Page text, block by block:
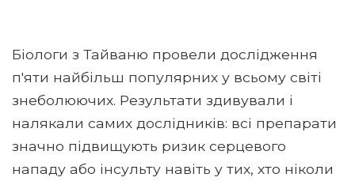
Біологи з Тайваню провели дослідження
п'яти найбільш популярних у всьому світі
знеболюючих. Результати здивували і
налякали самих дослідників: всі препарати
значно підвищують ризик серцевого
нападу або інсульту навіть у тих, хто ніколи